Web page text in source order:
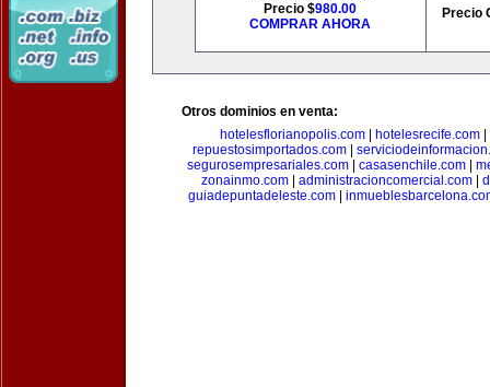
Precio $980.00
COMPRAR AHORA
Precio
Otros dominios en venta:
hotelesflorianopolis.com| hotelesrecife.com|
repuestosimportados.com|
segurosempresariales.com| casasenchile.com|
zonainmo.com
administracioncomercial.com
guiadepuntadeleste.com|